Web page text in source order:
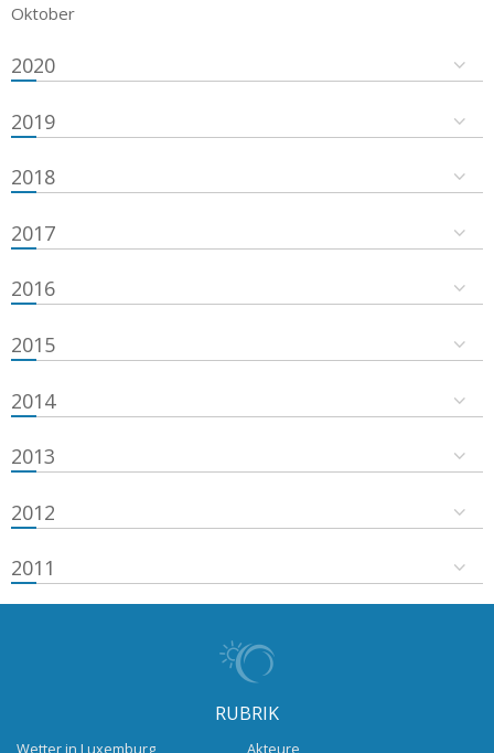
Oktober
2020
2019
2018
2017
2016
2015
2014
2013
2012
2011
RUBRIK
Wetter in Luxemburg
Akteure